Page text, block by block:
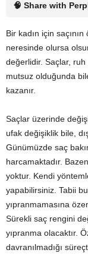
🧠 Share with
Bir kadın için
neresinde olursa
değerlidir. Saçlar, ruh
mutsuz olduğunda
kazanır.
Saçlar üzerinde
ufak değişiklik bile,
Günümüzde saç
harcamaktadır.
yoktur. Kendi
yapabilirsiniz. Tabii
yıpranmamasına
Sürekli saç rengini
yıpranma olacaktır.
davranılmadığı